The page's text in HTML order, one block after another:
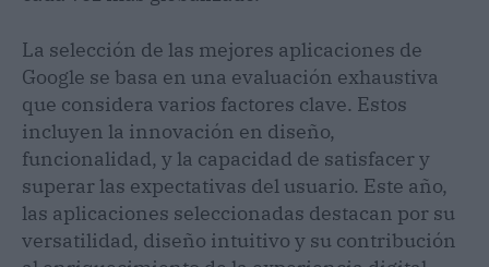
La selección de las mejores aplicaciones de
Google se basa en una evaluación exhaustiva
que considera varios factores clave. Estos
incluyen la innovación en diseño,
funcionalidad, y la capacidad de satisfacer y
superar las expectativas del usuario. Este año,
las aplicaciones seleccionadas destacan por su
versatilidad, diseño intuitivo y su contribución